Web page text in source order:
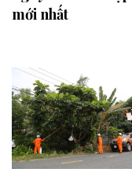
mới nhất